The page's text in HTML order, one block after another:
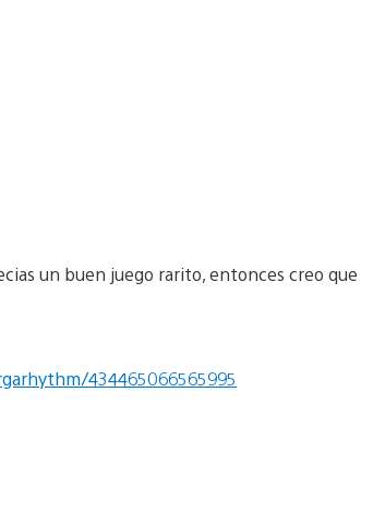
un buen juego rarito, entonces creo que
434465066565995